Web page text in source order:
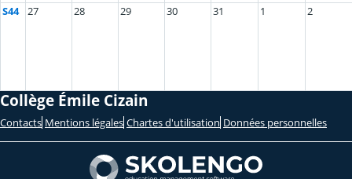
S44 27 28 29 30 31 1 2
Collège Émile Cizain
Contacts Mentions légales Chartes d'utilisation Données personnelles